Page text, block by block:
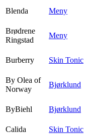
Blenda
Meny
Brødrene
Ringstad
Meny
Burberry
Skin Tonic
By Olea of
Norway
Bjørklund
ByBiehl
Bjørklund
Calida
Skin Tonic